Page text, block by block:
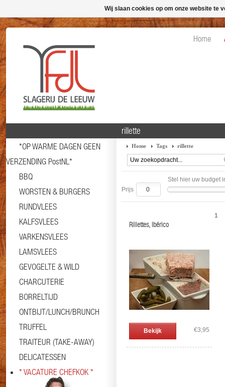
Home
*OP WARME DAGEN GEEN
VERZENDING PostNL*
BBQ
WORSTEN & BURGERS
RUNDVLEES
KALFSVLEES
VARKENSVLEES
LAMSVLEES
GEVOGELTE & WILD
CHARCUTERIE
BORRELTIJD
ONTBIJT/LUNCH/BRUNCH
TRUFFEL
TRAITEUR (TAKE-AWAY)
DELICATESSEN
* VACATURE CHEFKOK *
rillette
Home Tags rillette
Stel hier uw budget
Prijs
Rillettes, Ibérico
Bekijk €3,95
1
Wij slaan cookies op om onze website te